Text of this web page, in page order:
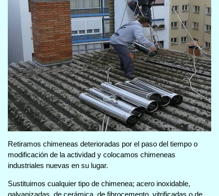
Retiramos chimeneas deterioradas por el paso del tiempo o
modificación de la actividad y colocamos chimeneas
industriales nuevas en su lugar.
Sustituimos cualquier tipo de chimenea; acero inoxidable,